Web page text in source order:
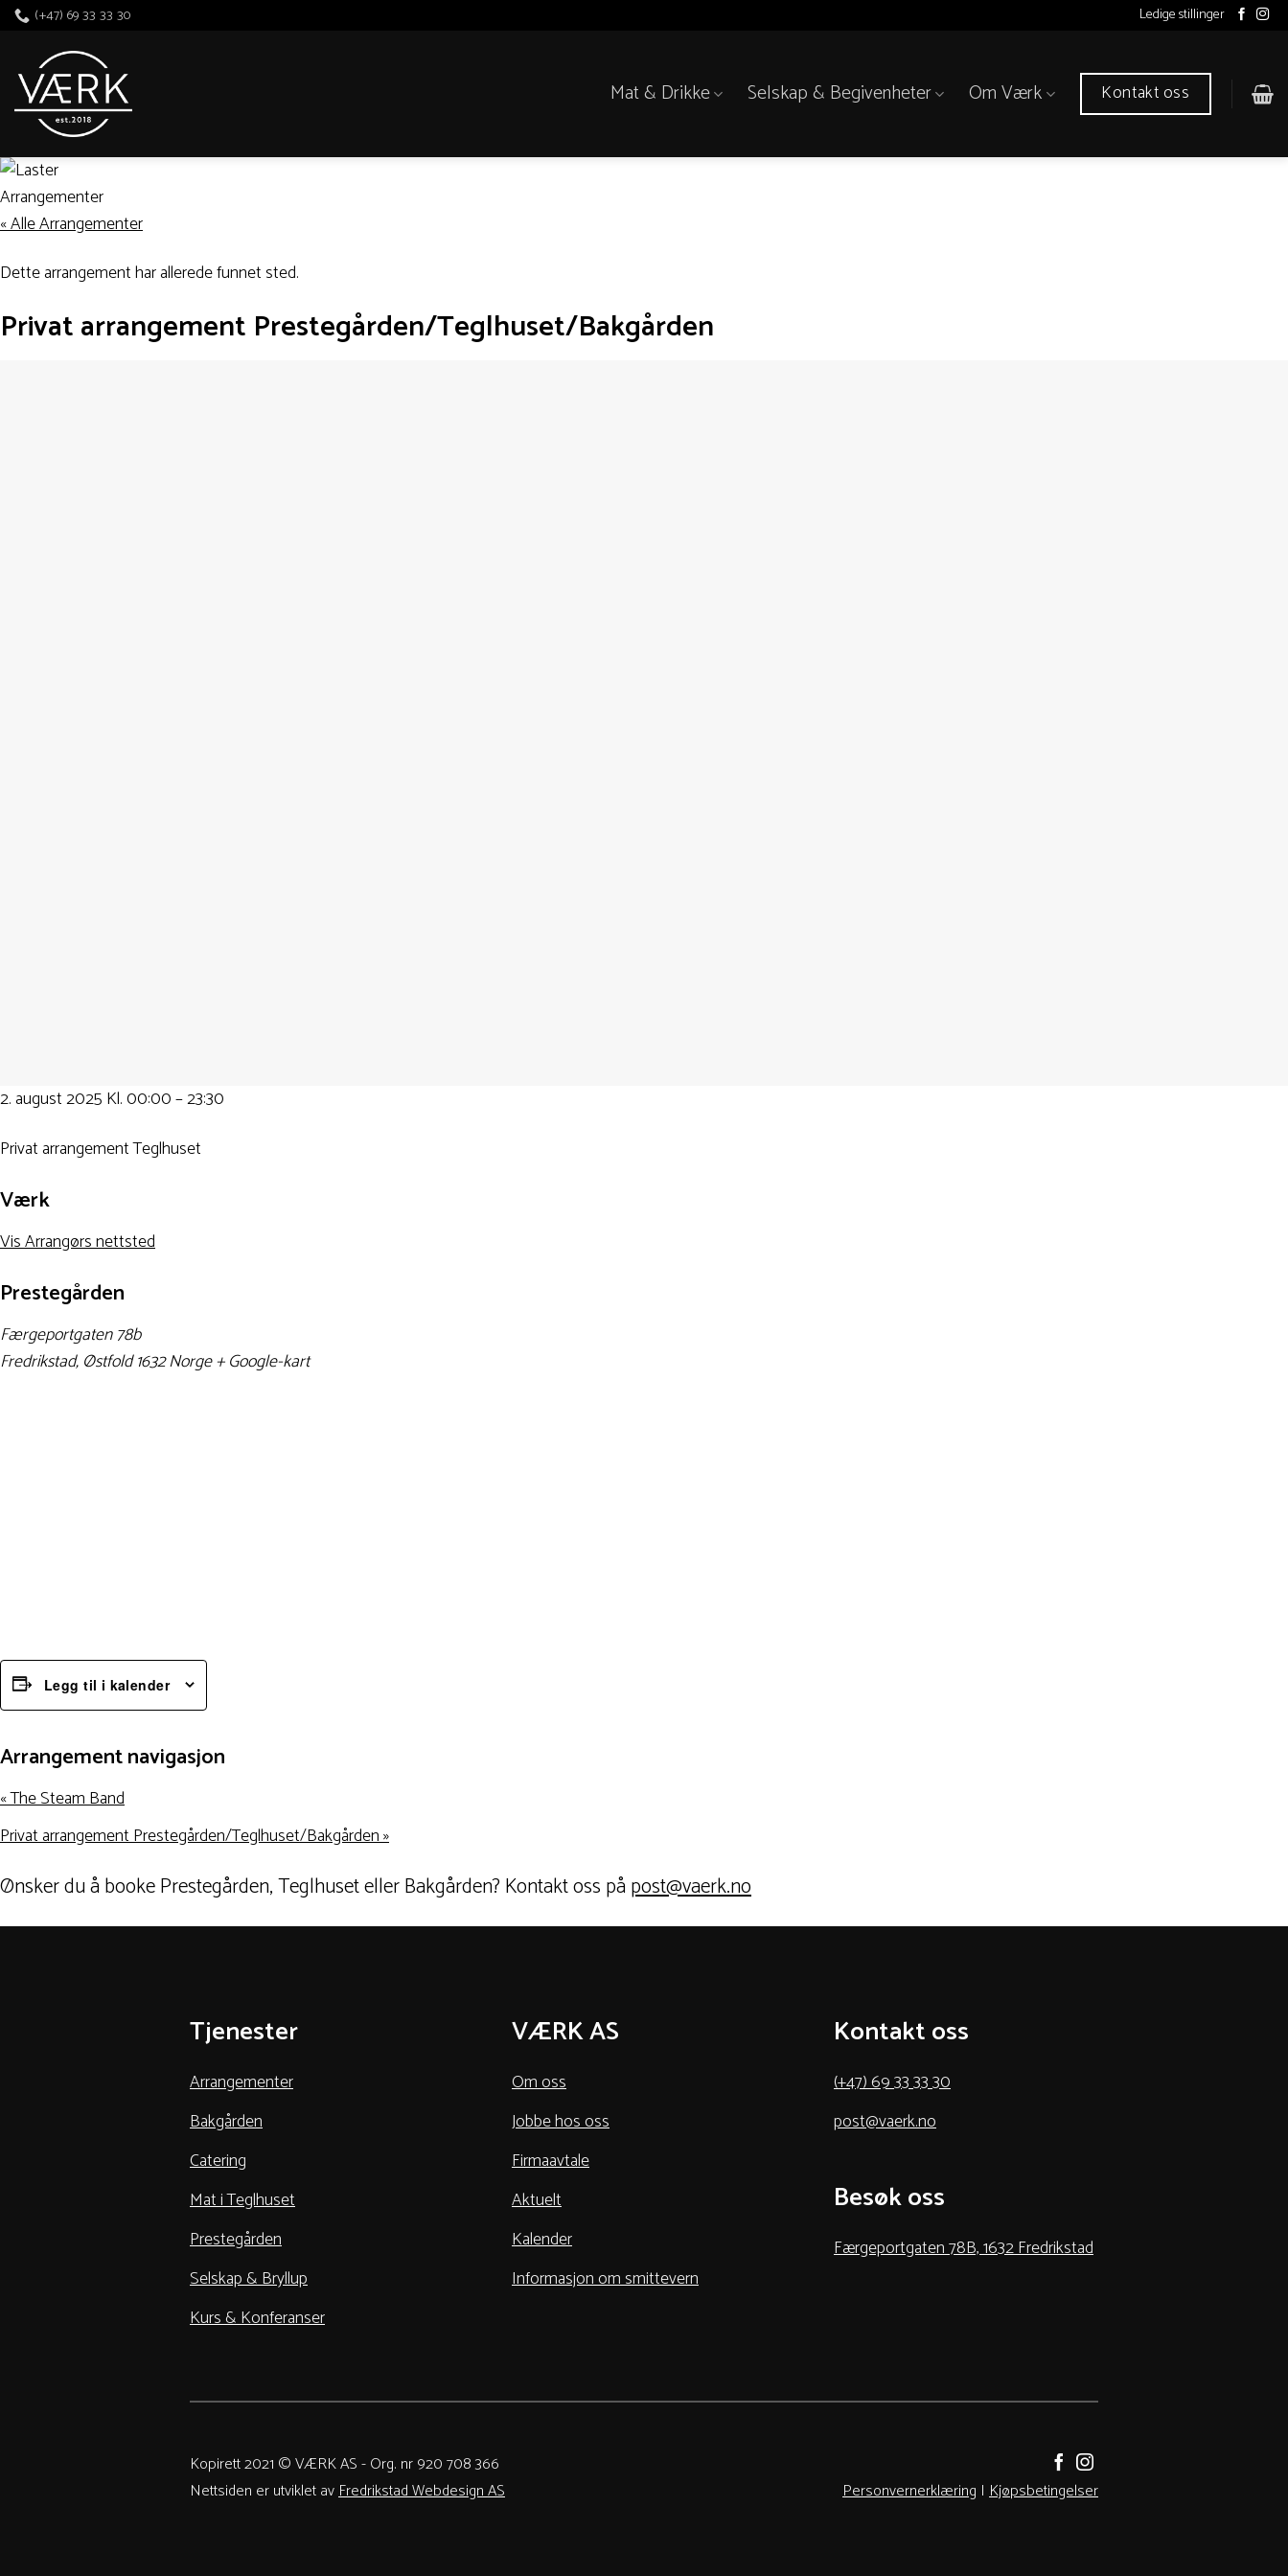
Skip
content
(+47) 69 33 33 30 Ledige stillinger
Mat & Drikke Selskap & Begivenheter Om Værk Kontakt oss
« Alle Arrangementer
Dette arrangement har allerede funnet sted.
Privat arrangement Prestegården/Teglhuset/Bakgården
2. august 2025 Kl.00:00–23:30
Privat arrangement Teglhuset
Værk
Vis Arrangørs nettsted
Prestegården
Færgeportgaten 78b
Fredrikstad, Østfold 1632Norge+ Google-kart
Legg til i kalender
Arrangement navigasjon
«The Steam Band
Privat arrangement Prestegården/Teglhuset/Bakgården»
Ønsker du å booke Prestegården, Teglhuset eller Bakgården? Kontakt oss på post@vaerk.no
Tjenester
Arrangementer
Bakgården
Catering
Mat i Teglhuset
Prestegården
Selskap & Bryllup
Kurs & Konferanser
VÆRK AS
Om oss
Jobbe hos oss
Firmaavtale
Aktuelt
Kalender
Informasjon om smittevern
Kontakt oss
(+47) 69 33 33 30
post@vaerk.no
Besøk oss
Færgeportgaten 78B, 1632 Fredrikstad
Kopirett 2021 © VÆRK AS - Org. nr 920 708 366
Nettsiden er utviklet avFredrikstad Webdesign AS Personvernerklæring | Kjøpsbetingelser